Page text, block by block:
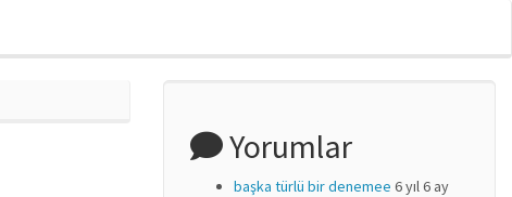
Yorumlar
başka türlü bir denemee 6 yıl 6 ay